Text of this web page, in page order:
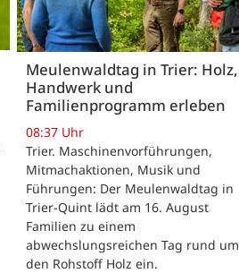
Meulenwaldtag in Trier: Holz,
Handwerk und
Familienprogramm erleben
08:37 Uhr
Trier. Maschinenvorführungen,
Mitmachaktionen, Musik und
Führungen: Der Meulenwaldtag in
Trier-Quint lädt am 16. August
Familien zu einem
abwechslungsreichen Tag rund um
den Rohstoff Holz ein.